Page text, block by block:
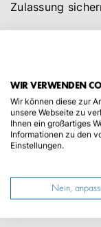
Zulassung
Newsletter
WIR VERWENDEN
Wir können diese zur
unsere Webseite zu
Ihnen ein großartiges
Informationen zu den
Einstellungen.
Nein,